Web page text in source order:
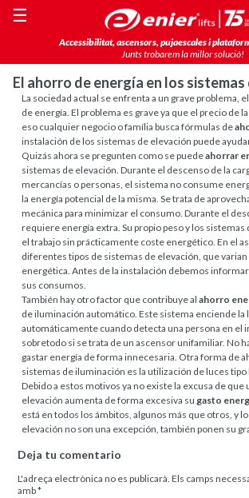
Accessibilitat, ascensors, pujaescales i
Junts trobarem la millor solució!
☰
El ahorro de energía en los
La sociedad actual se enfrenta a un grave problema,
de energía. El problema es grave ya que el precio de
eso cualquier negocio o família busca fórmulas de
instalación de los sistemas de elevación puede
Quizás ahora se pregunten como se puedeahorrar
sistemas de elevación. Durante el descenso de la
mercancías o personas, el sistema no consume
la energía potencial de la misma. Se trata de
mecánica para minimizar el consumo. Durante el
requiere energía extra. Su propio peso y los sistemas
el trabajo sin prácticamente coste energético. En el
diferentes tipos de sistemas de elevación, que
energética. Antes de la instalación debemos
sus consumos.
También hay otro factor que contribuye al ahorro
de iluminación automático. Este sistema enciende la
automáticamente cuando detecta una persona en el
sobretodo si se trata de un ascensor unifamiliar. No
gastar energía de forma innecesaria. Otra forma de
sistemas de iluminación es la utilización de luces tipo
Debido a estos motivos ya no existe la excusa de que
elevación aumenta de forma excesiva sugasto
está en todos los ámbitos, algunos más que otros, y
elevación no son una excepción, también ponen su
Deja tu comentario
L'adreça electrònica no es publicarà. Els camps
amb*